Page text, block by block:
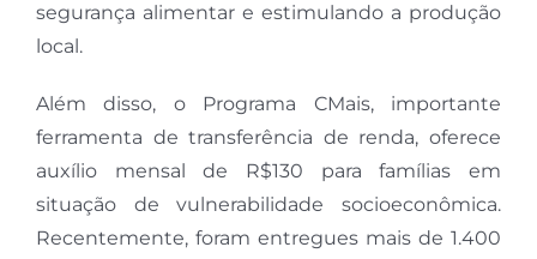
segurança alimentar e estimulando a produção
local.
Além disso, o Programa CMais, importante
ferramenta de transferência de renda, oferece
auxílio mensal de R$130 para famílias em
situação de vulnerabilidade socioeconômica.
Recentemente, foram entregues mais de 1.400